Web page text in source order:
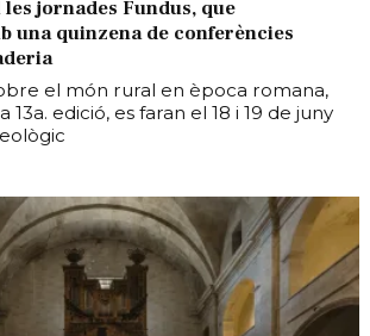
jornades Fundus, que
una quinzena de conferències
el món rural en època romana,
13a. edició, es faran el 18 i 19 de juny